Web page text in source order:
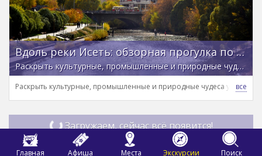
Главная Афиша Места Экскурсии Поиск
Вдоль реки Исеть: обзорная прогулка по Екатеринбургу
Раскрыть культурные, промышленные и природные чудеса уральской столицы
Раскрыть культурные, промышленные и природные чудеса
Загружаем, сейчас всё появится!